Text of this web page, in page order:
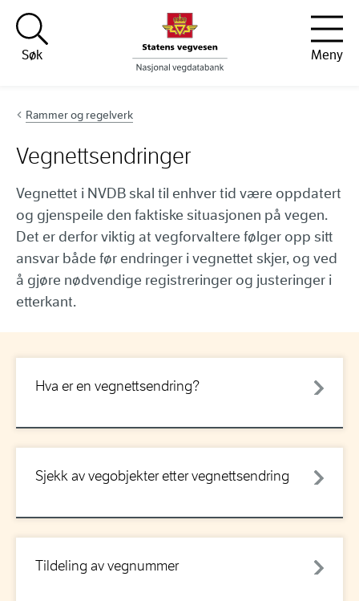
Hopp til innhold
Søk
Meny
Rammer og regelverk
Vegnettsendringer
Vegnettet i NVDB skal til enhver tid være oppdatert
og gjenspeile den faktiske situasjonen på vegen.
Det er derfor viktig at vegforvaltere følger opp sitt
ansvar både før endringer i vegnettet skjer, og ved
å gjøre nødvendige registreringer og justeringer i
etterkant.
Hva er en vegnettsendring?
Sjekk av vegobjekter etter vegnettsendring
Tildeling av vegnummer